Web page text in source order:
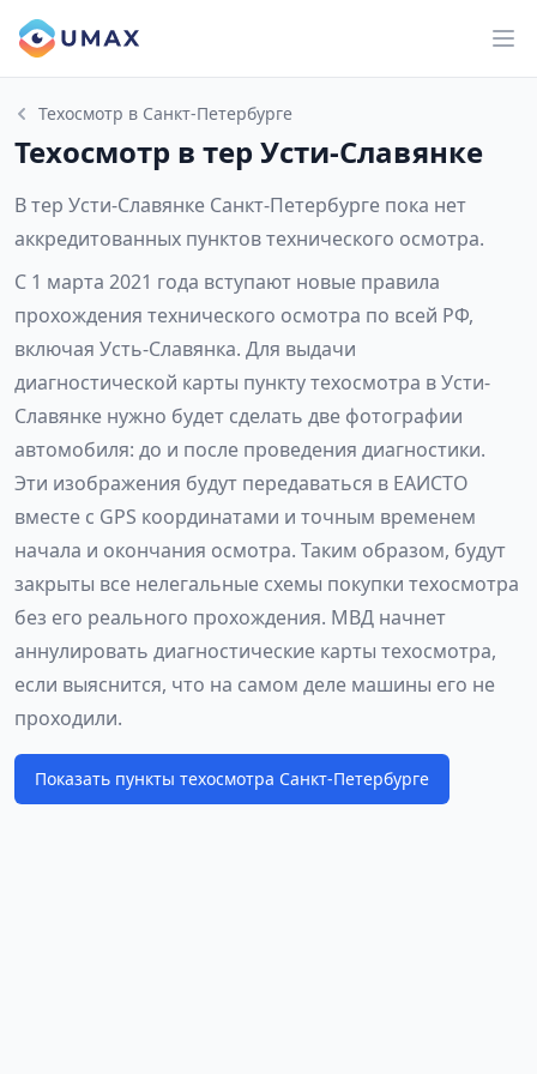
Техосмотр в Санкт-Петербурге
Техосмотр в тер Усти-Славянке
В тер Усти-Славянке Санкт-Петербурге пока нет
аккредитованных пунктов технического осмотра.
С 1 марта 2021 года вступают новые правила
прохождения технического осмотра по всей РФ,
включая Усть-Славянка. Для выдачи
диагностической карты пункту техосмотра в Усти-
Славянке нужно будет сделать две фотографии
автомобиля: до и после проведения диагностики.
Эти изображения будут передаваться в ЕАИСТО
вместе с GPS координатами и точным временем
начала и окончания осмотра. Таким образом, будут
закрыты все нелегальные схемы покупки техосмотра
без его реального прохождения. МВД начнет
аннулировать диагностические карты техосмотра,
если выяснится, что на самом деле машины его не
проходили.
Показать пункты техосмотра Санкт-Петербурге